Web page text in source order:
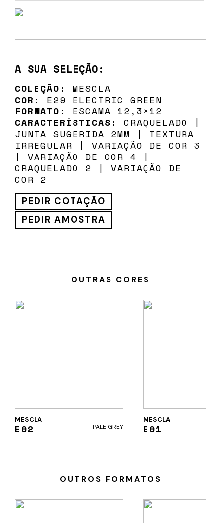
A SUA SELEÇÃO:
COLEÇÃO: MESCLA
COR: E29 ELECTRIC GREEN
FORMATO: ESCAMA 12,3×12
CARACTERÍSTICAS: CRAQUELADO |
JUNTA SUGERIDA 2MM | TEXTURA
IRREGULAR | VARIAÇÃO DE COR 3
| VARIAÇÃO DE COR 4 |
CRAQUELADO 2 | VARIAÇÃO DE
COR 2
PEDIR COTAÇÃO
PEDIR AMOSTRA
OUTRAS CORES
MESCLA
E02 PALE GREY
MESCLA
E01
OUTROS FORMATOS